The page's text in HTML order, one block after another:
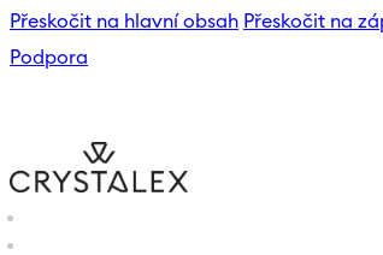
Přeskočit na hlavní obsah Přeskočit na
Podpora